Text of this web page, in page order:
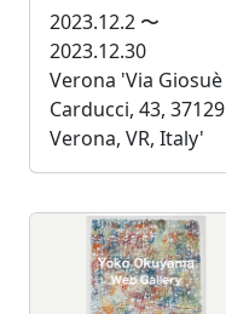
2023.12.2 〜
2023.12.30
Verona 'Via Giosuè
Carducci, 43, 37129
Verona, VR, Italy'